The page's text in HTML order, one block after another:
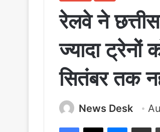
रेलवे ने
ज्यादा
सितंबर तक
News Desk
Facebook
X Share